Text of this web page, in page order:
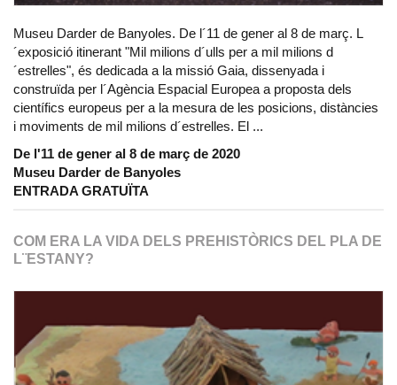
Museu Darder de Banyoles. De l´11 de gener al 8 de març. L
´exposició itinerant "Mil milions d´ulls per a mil milions d
´estrelles", és dedicada a la missió Gaia, dissenyada i
construïda per l´Agència Espacial Europea a proposta dels
científics europeus per a la mesura de les posicions, distàncies
i moviments de mil milions d´estrelles. El ...
De l'11 de gener al 8 de març de 2020
Museu Darder de Banyoles
ENTRADA GRATUÏTA
COM ERA LA VIDA DELS PREHISTÒRICS DEL PLA DE
L¨ESTANY?